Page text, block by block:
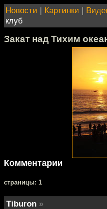
Новости | Картинки |
клуб
Закат над Тихим
Комментарии
cтраницы: 1
Tiburon »